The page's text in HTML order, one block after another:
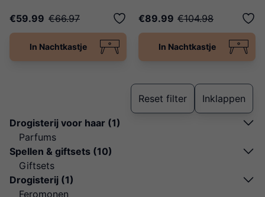
Reset filter Inklappen
Drogisterij voor haar (1)
Parfums
Spellen & giftsets (10)
Giftsets
Drogisterij (1)
Feromonen
€59.99 €66.97
In Nachtkastje
€89.99 €104.98
In Nachtkastje